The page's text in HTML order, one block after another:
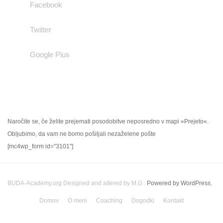
Facebook
Twitter
Google Plus
Naročite se, če želite prejemati posodobitve neposredno v mapi »Prejeto«.
Obljubimo, da vam ne bomo pošiljali nezaželene pošte
[mc4wp_form id="3101"]
BUDA-Academy.org Designed and altered by M.G . Powered by WordPress.
Domov O meni Coaching Dogodki Kontakt